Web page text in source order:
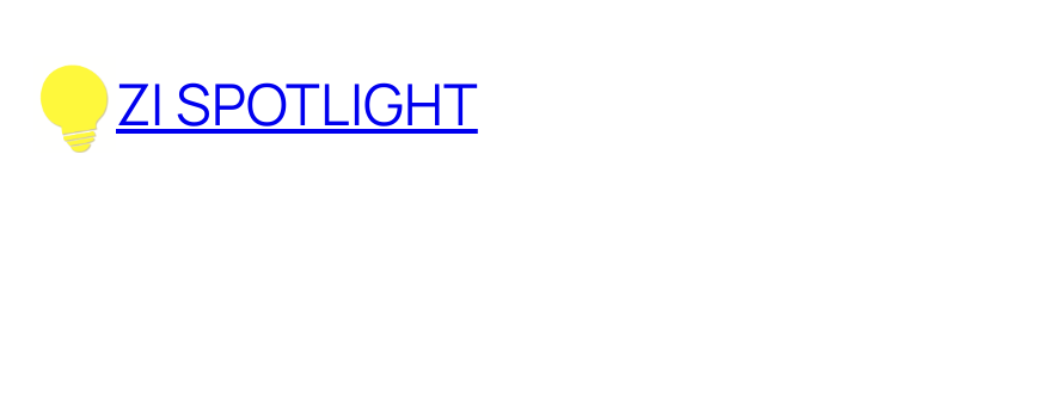
Inhalt
springen ZI SPOTLIGHT